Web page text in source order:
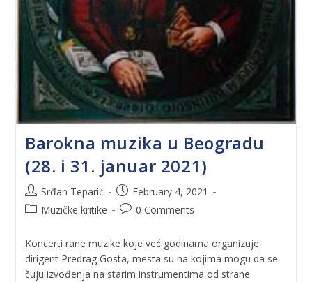
Barokna muzika u Beogradu
(28. i 31. januar 2021)
Srđan Teparić
February 4, 2021
Muzičke kritike
0 Comments
Koncerti rane muzike koje već godinama organizuje
dirigent Predrag Gosta, mesta su na kojima mogu da se
čuju izvođenja na starim instrumentima od strane